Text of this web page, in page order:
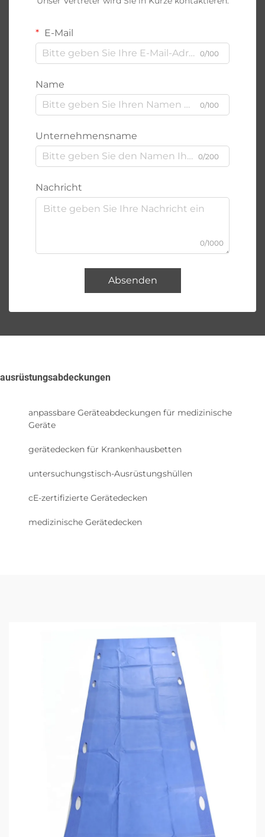
E-Mail
0/100
Name
0/100
Unternehmensname
0/200
Nachricht
0/1000
Absenden
ausrüstungsabdeckungen
anpassbare Geräteabdeckungen für medizinische
Geräte
gerätedecken für Krankenhausbetten
untersuchungstisch-Ausrüstungshüllen
cE-zertifizierte Gerätedecken
medizinische Gerätedecken